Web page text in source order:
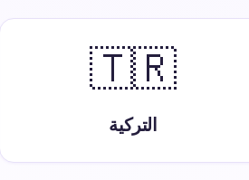
🇹🇷
التركية